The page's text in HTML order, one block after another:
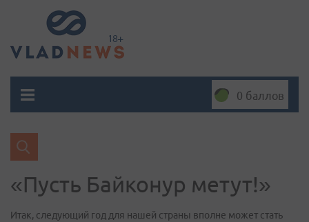
0 баллов
«Пусть Байконур метут!»
Итак, следующий год для нашей страны вполне может стать